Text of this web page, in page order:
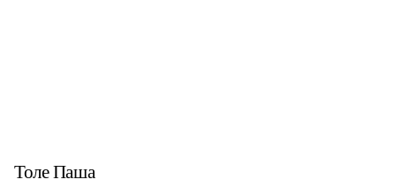
Толе Паша